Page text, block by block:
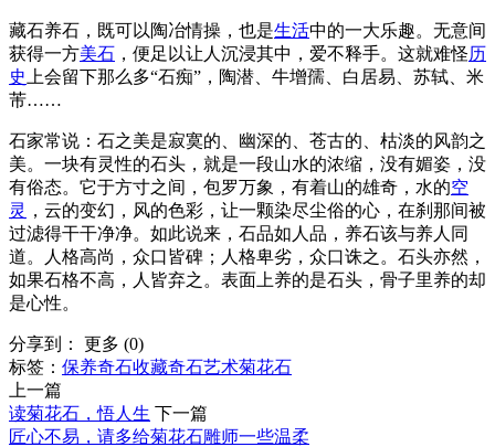
藏石养石，既可以陶冶情操，也是生活中的一大乐趣。无意间
获得一方美石 ，便足以让人沉浸其中，爱不释手。这就难怪历
史 上会留下那么多“石痴”，陶潜、牛增孺、白居易、苏轼、米
芾……
石家常说：石之美是寂寞的、幽深的、苍古的、枯淡的风韵之
美。一块有灵性的石头，就是一段山水的浓缩，没有媚姿，没
有俗态。它于方寸之间，包罗万象，有着山的雄奇，水的空
灵 ，云的变幻，风的色彩，让一颗染尽尘俗的心，在刹那间被
过滤得干干净净。如此说来，石品如人品，养石该与养人同
道。人格高尚，众口皆碑；人格卑劣，众口诛之。石头亦然，
如果石格不高，人皆弃之。表面上养的是石头，骨子里养的却
是心性。
分享到： 更多 (0)
标签： 保养奇石收藏奇石艺术菊花石
上一篇
读菊花石，悟人生 下一篇
匠心不易，请多给菊花石雕师一些温柔